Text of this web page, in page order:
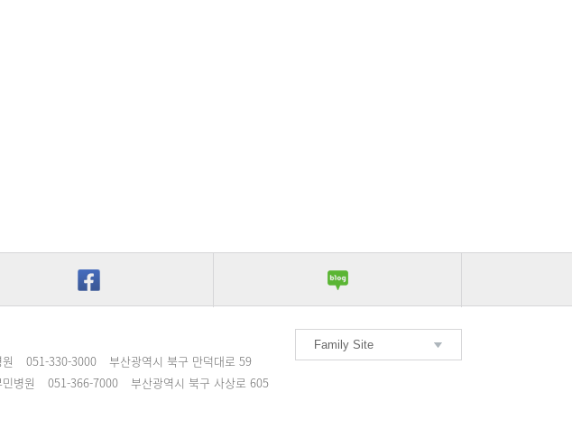
051-330-3000
부산광역시 북구 만덕대로 59
병원 051-366-7000
부산광역시 북구 사상로 605
Family Site
서울부민병원